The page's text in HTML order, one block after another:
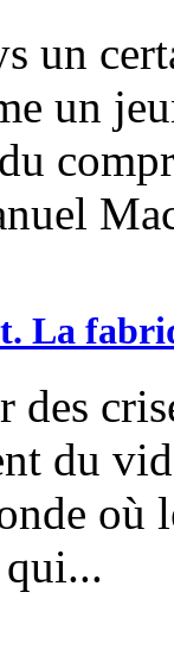
un
un
La
des
du
où